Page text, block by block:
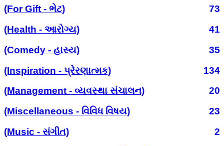
(For Gift - ભેટ)
73
(Health - આરોગ્ય)
41
(Comedy - હાસ્ય)
35
(Inspiration - પ્રેરણાત્મક)
134
(Management - વ્યવસ્થા સંચાલન)
20
(Miscellaneous - વિવિધ વિષય)
23
(Music - સંગીત)
2